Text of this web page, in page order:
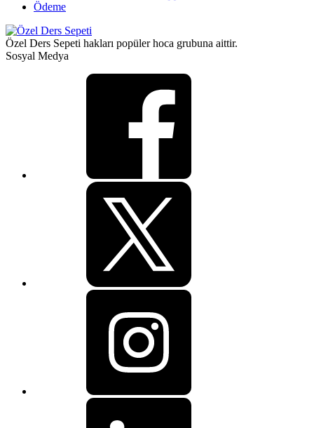
Ödeme
Özel Ders Sepeti hakları popüler hoca grubuna aittir.
Sosyal Medya